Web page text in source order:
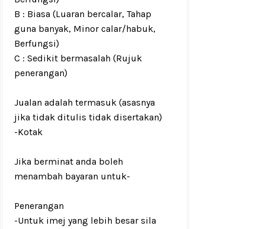
B : Biasa (Luaran bercalar, Tahap
guna banyak, Minor calar/habuk,
Berfungsi)
C : Sedikit bermasalah (Rujuk
penerangan)
Jualan adalah termasuk (asasnya
jika tidak ditulis tidak disertakan)
-Kotak
Jika berminat anda boleh
menambah bayaran untuk-
Penerangan
-Untuk imej yang lebih besar sila